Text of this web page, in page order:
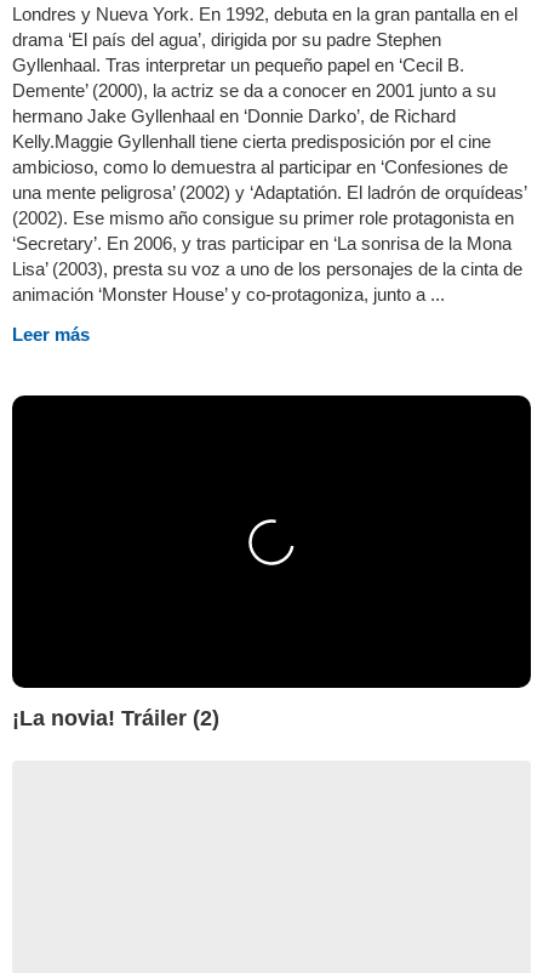
Londres y Nueva York. En 1992, debuta en la gran pantalla en el
drama ‘El país del agua’, dirigida por su padre Stephen
Gyllenhaal. Tras interpretar un pequeño papel en ‘Cecil B.
Demente’ (2000), la actriz se da a conocer en 2001 junto a su
hermano Jake Gyllenhaal en ‘Donnie Darko’, de Richard
Kelly.Maggie Gyllenhall tiene cierta predisposición por el cine
ambicioso, como lo demuestra al participar en ‘Confesiones de
una mente peligrosa’ (2002) y ‘Adaptatión. El ladrón de orquídeas’
(2002). Ese mismo año consigue su primer role protagonista en
‘Secretary’. En 2006, y tras participar en ‘La sonrisa de la Mona
Lisa’ (2003), presta su voz a uno de los personajes de la cinta de
animación ‘Monster House’ y co-protagoniza, junto a ...
Leer más
¡La novia! Tráiler (2)